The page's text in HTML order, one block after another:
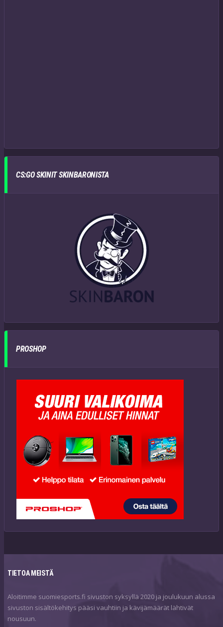
CS:GO SKINIT SKINBARONISTA
PROSHOP
TIETOA MEISTÄ
Aloitimme suomiesports.fi sivuston syksyllä 2020 ja joulukuun alussa
sivuston sisältökehitys pääsi vauhtiin ja kävijämäärät lähtivät
nousuun.